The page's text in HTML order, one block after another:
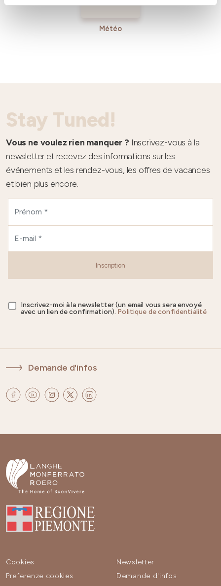
Météo
Stay Tuned!
Vous ne voulez rien manquer ? Inscrivez-vous à la
newsletter et recevez des informations sur les
événements et les rendez-vous, les offres de vacances
et bien plus encore.
Inscription
Inscrivez-moi à la newsletter (un email vous sera envoyé
avec un lien de confirmation). Politique de confidentialité
Demande d'infos
Cookies
Preferenze cookies
Newsletter
Demande d'infos